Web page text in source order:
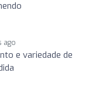
ago
e variedade de